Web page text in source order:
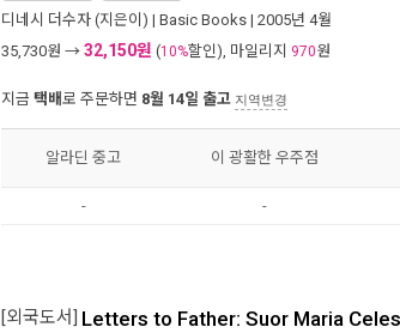
디네시 더수자 (지은이) | Basic Books | 2005년 4월
35,730원 → 32,150원 (10%할인), 마일리지 970원
지금 택배로 주문하면 8월 14일 출고 지역변경
알라딘 중고 이 광활한 우주점
- -
[외국도서] Letters to Father: Suor Maria